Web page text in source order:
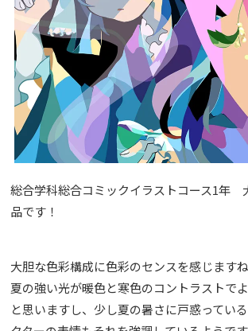
総合学科総合コミックイラストコース1年
品です！
大胆な色彩構成に色彩のセンスを感じますね
夏の強い光が暖色と寒色のコントラストで
と思いますし、少し夏の暑さに戸惑ってい